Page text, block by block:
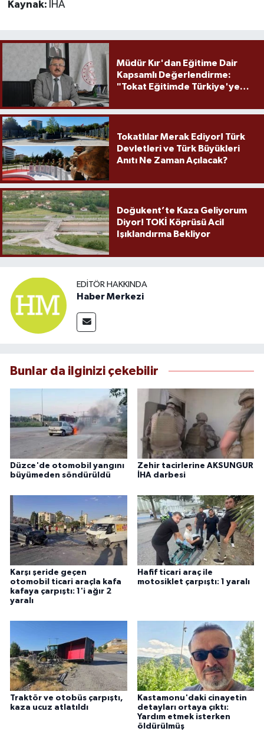
Kaynak: İHA
Müdür Kır'dan Eğitime Dair
Kapsamlı Değerlendirme:
"Tokat Eğitimde Türkiye'ye
Tokatlılar Merak Ediyor! Türk
Devletleri ve Türk Büyükleri
Anıtı Ne Zaman Açılacak?
Doğukent’te Kaza Geliyorum
Diyor! TOKİ Köprüsü Acil
Işıklandırma Bekliyor
EDITÖR HAKKINDA
Haber Merkezi
Bunlar da ilginizi çekebilir
Düzce'de otomobil yangını
büyümeden söndürüldü
Zehir tacirlerine AKSUNGUR
İHA darbesi
Karşı şeride geçen
otomobil ticari araçla kafa
kafaya çarpıştı: 1'i ağır 2
yaralı
Hafif ticari araç ile
motosiklet çarpıştı: 1 yaralı
Traktör ve otobüs çarpıştı,
kaza ucuz atlatıldı
Kastamonu'daki cinayetin
detayları ortaya çıktı:
Yardım etmek isterken
öldürülmüş